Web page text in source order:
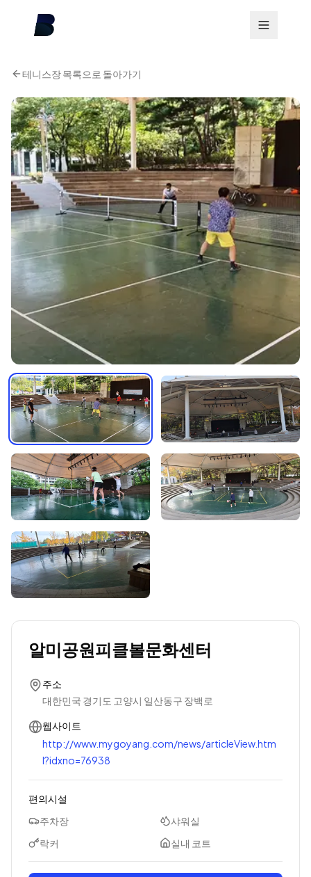
테니스장 목록으로 돌아가기
알미공원피클볼문화센터
주소
대한민국 경기도 고양시 일산동구 장백로
웹사이트
http://www.mygoyang.com/news/articleView.htm
l?idxno=76938
편의시설
주차장
샤워실
락커
실내 코트